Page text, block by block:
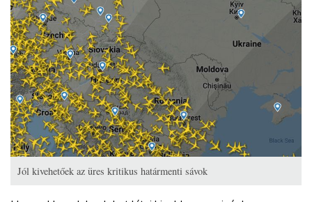
Jól kivehetőek az üres kritikus határmenti sávok